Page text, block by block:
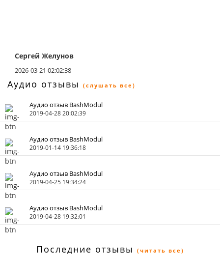
Сергей Желунов
2026-03-21 02:02:38
Аудио отзывы (слушать все)
Аудио отзыв BashModul
2019-04-28 20:02:39
Аудио отзыв BashModul
2019-01-14 19:36:18
Аудио отзыв BashModul
2019-04-25 19:34:24
Аудио отзыв BashModul
2019-04-28 19:32:01
Последние отзывы (читать все)